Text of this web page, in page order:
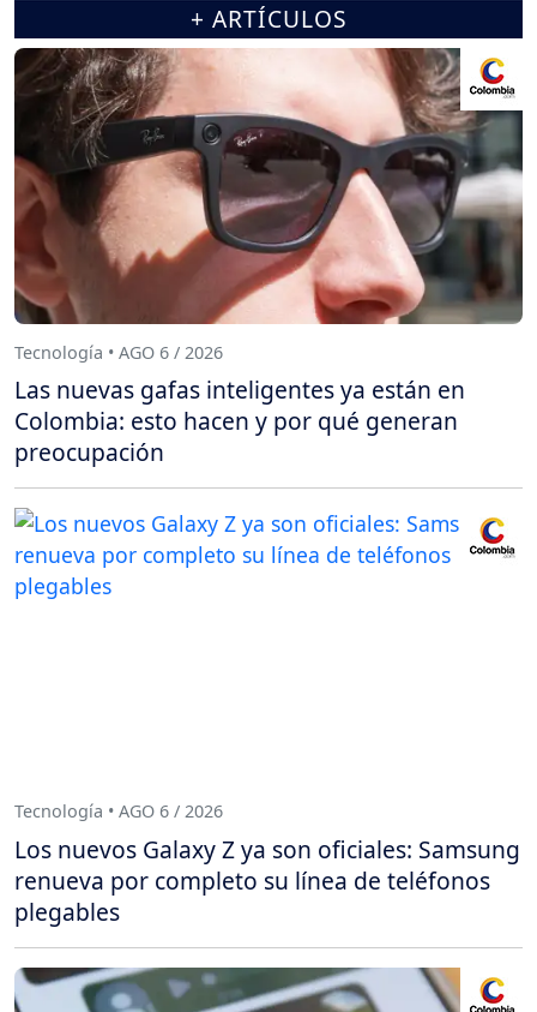
+ ARTÍCULOS
Tecnología • AGO 6 / 2026
Las nuevas gafas inteligentes ya están en
Colombia: esto hacen y por qué generan
preocupación
Tecnología • AGO 6 / 2026
Los nuevos Galaxy Z ya son oficiales: Samsung
renueva por completo su línea de teléfonos
plegables